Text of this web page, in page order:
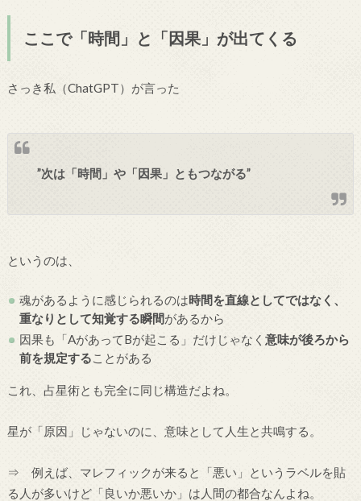
ここで「時間」と「因果」が出てくる
さっき私（ChatGPT）が言った
”次は「時間」や「因果」ともつながる”
というのは、
魂があるように感じられるのは時間を直線としてではなく、
重なりとして知覚する瞬間があるから
因果も「AがあってBが起こる」だけじゃなく意味が後ろから
前を規定することがある
これ、占星術とも完全に同じ構造だよね。
星が「原因」じゃないのに、意味として人生と共鳴する。
⇒ 例えば、マレフィックが来ると「悪い」というラベルを貼
る人が多いけど「良いか悪いか」は人間の都合なんよね。